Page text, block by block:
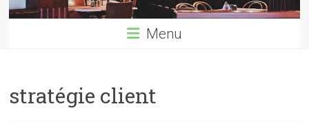
Menu
stratégie client